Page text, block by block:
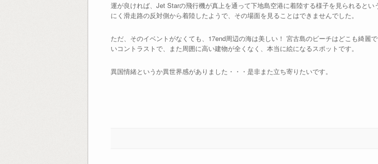
運が良ければ、Jet Starの飛行機が真上を通って下地島空港に着陸する様子を見られると
にく滑走路の反対側から着陸したようで、その場面を見ることはできませんでした。
ただ、そのイベントがなくても、17end周辺の海は美しい！ 宮古島のビーチはどこも綺麗
いコントラストで、また周囲に高い建物が全くなく、本当に絵になるスポットです。
異国情緒というか異世界感がありました・・・是非また立ち寄りたいです。